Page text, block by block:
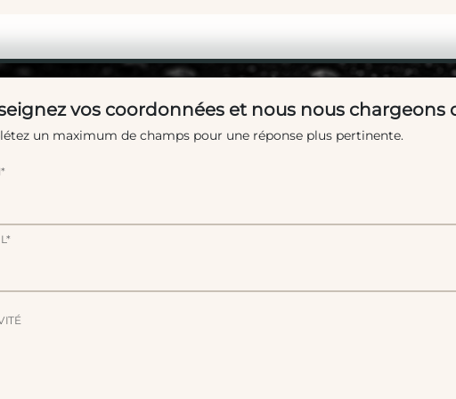
vos coordonnées et nous nous chargeons
un maximum de champs pour une réponse plus pertinente.